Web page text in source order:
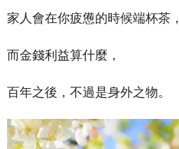
家人會在你疲憊的時候端杯茶，
而金錢利益算什麼，
百年之後，不過是身外之物。